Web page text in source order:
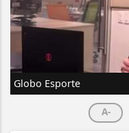
Globo Esporte
A-